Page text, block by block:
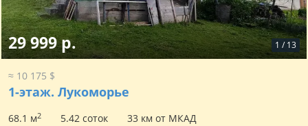
1 / 13
29 999 р.
≈ 10 175 $
1-этаж. Лукоморье
68.1 м2 5.42 соток 33 км от МКАД